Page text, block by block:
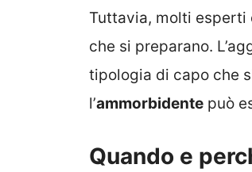
Tuttavia, molti esperti
che si preparano.
tipologia di capo che
l’ammorbidente può
Quando e